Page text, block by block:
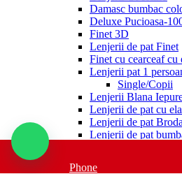
Damasc bumbac
Deluxe Pucioasa-
Finet 3D
Lenjerii de pat Finet
Finet cu cearceaf cu
Lenjerii pat 1
Single/Copii
Lenjerii Blana
Lenjerii de pat cu
Lenjerii de pat
Lenjerii de pat
Phone